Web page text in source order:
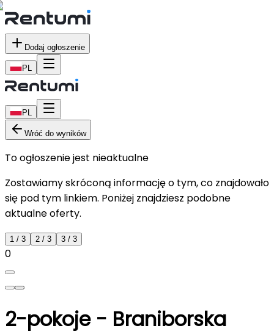
Dodaj ogłoszenie
PL
PL
Wróć do wyników
To ogłoszenie jest nieaktualne
Zostawiamy skróconą informację o tym, co znajdowało
się pod tym linkiem. Poniżej znajdziesz podobne
aktualne oferty.
1 / 3 2 / 3 3 / 3
0
2-pokoje - Braniborska